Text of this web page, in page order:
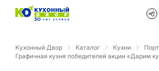
Кухонный Двор Каталог Кухни
Графичная кухня победителей акции «Дарим